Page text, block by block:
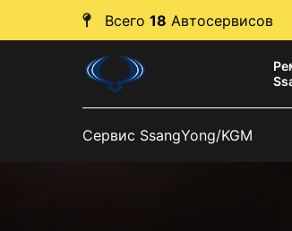
Всего 18 Автосервисов
Сервис SsangYong/KGM